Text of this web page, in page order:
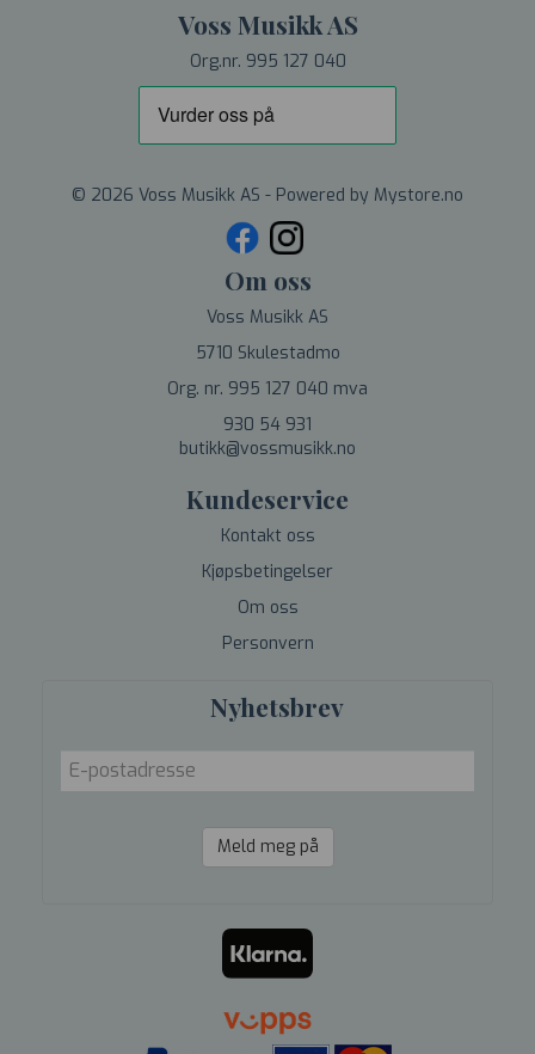
Voss Musikk AS
Org.nr. 995 127 040
© 2026 Voss Musikk AS - Powered by Mystore.no
Om oss
Voss Musikk AS
5710 Skulestadmo
Org. nr. 995 127 040 mva
930 54 931
butikk@vossmusikk.no
Kundeservice
Kontakt oss
Kjøpsbetingelser
Om oss
Personvern
Nyhetsbrev
Meld meg på